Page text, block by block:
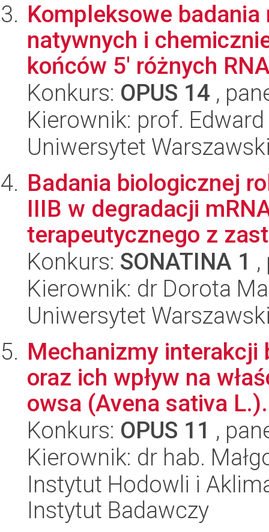
Kompleksowe
natywnych i
końców 5' różnych
Konkurs: OPUS 14 ,
Kierownik: prof.
Uniwersytet
Badania biologicznej
IIIB w degradacji
terapeutycznego z
Konkurs: SONATINA 1
Kierownik: dr Dorota
Uniwersytet
Mechanizmy interakcji
oraz ich wpływ na
owsa (Avena sativa
Konkurs: OPUS 11 ,
Kierownik: dr hab.
Instytut Hodowli i
Instytut Badawczy